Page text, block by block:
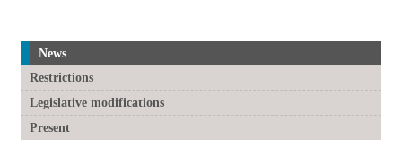
News
Restrictions
Legislative modifications
Present